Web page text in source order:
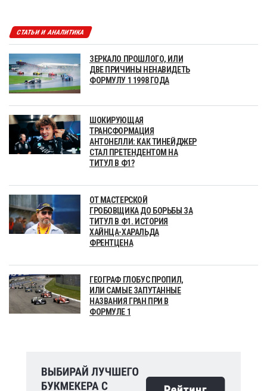
СТАТЬИ И АНАЛИТИКА
ЗЕРКАЛО ПРОШЛОГО, ИЛИ
ДВЕ ПРИЧИНЫ НЕНАВИДЕТЬ
ФОРМУЛУ 1 1998 ГОДА
ШОКИРУЮЩАЯ
ТРАНСФОРМАЦИЯ
АНТОНЕЛЛИ: КАК ТИНЕЙДЖЕР
СТАЛ ПРЕТЕНДЕНТОМ НА
ТИТУЛ В Ф1?
ОТ МАСТЕРСКОЙ
ГРОБОВЩИКА ДО БОРЬБЫ ЗА
ТИТУЛ В Ф1. ИСТОРИЯ
ХАЙНЦА-ХАРАЛЬДА
ФРЕНТЦЕНА
ГЕОГРАФ ГЛОБУС ПРОПИЛ,
ИЛИ САМЫЕ ЗАПУТАННЫЕ
НАЗВАНИЯ ГРАН ПРИ В
ФОРМУЛЕ 1